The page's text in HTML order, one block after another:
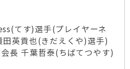
てす)選手(プレイヤーネ
英貢也(きだえくや)選手)
長 千葉哲泰(ちばてつやす)